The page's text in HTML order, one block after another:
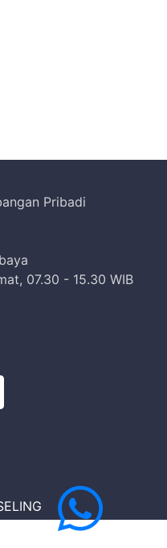
Pribadi
07.30 - 15.30 WIB